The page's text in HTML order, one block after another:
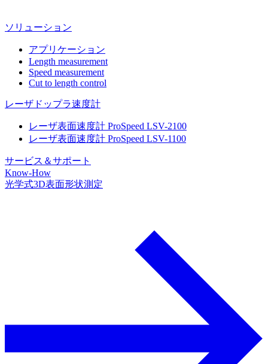
ソリューション
アプリケーション
Length measurement
Speed measurement
Cut to length control
レーザドップラ速度計
レーザ表面速度計 ProSpeed LSV-2100
レーザ表面速度計 ProSpeed LSV-1100
サービス＆サポート
Know-How
光学式3D表面形状測定